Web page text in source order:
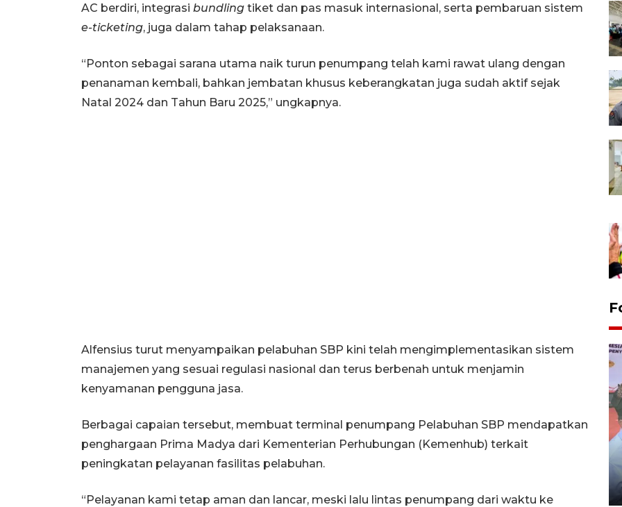
AC berdiri, integrasi bundling tiket dan pas masuk internasional, serta pembaruan sistem
e-ticketing, juga dalam tahap pelaksanaan.
“Ponton sebagai sarana utama naik turun penumpang telah kami rawat ulang dengan
penanaman kembali, bahkan jembatan khusus keberangkatan juga sudah aktif sejak
Natal 2024 dan Tahun Baru 2025,” ungkapnya.
Alfensius turut menyampaikan pelabuhan SBP kini telah mengimplementasikan sistem
manajemen yang sesuai regulasi nasional dan terus berbenah untuk menjamin
kenyamanan pengguna jasa.
Berbagai capaian tersebut, membuat terminal penumpang Pelabuhan SBP mendapatkan
penghargaan Prima Madya dari Kementerian Perhubungan (Kemenhub) terkait
peningkatan pelayanan fasilitas pelabuhan.
“Pelayanan kami tetap aman dan lancar, meski lalu lintas penumpang dari waktu ke
Distribusi logistik pemilu